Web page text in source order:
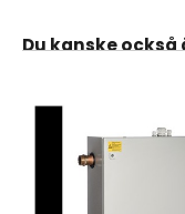
Du kanske